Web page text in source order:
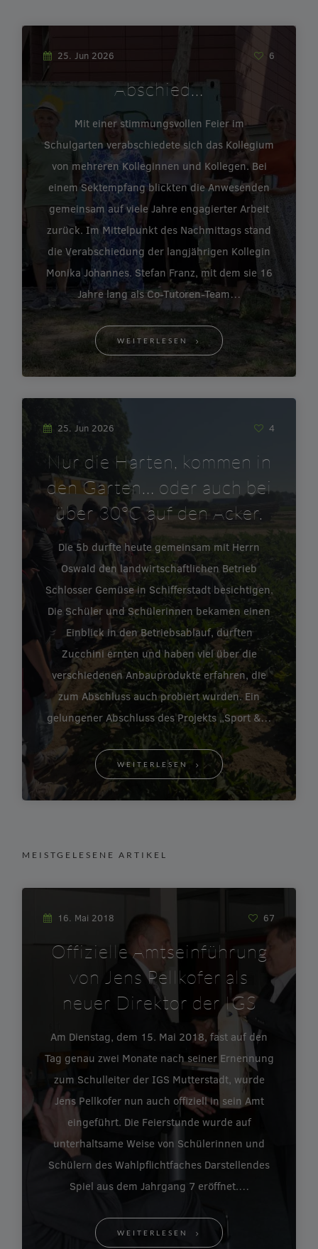
25. Jun 2026 6
Abschied…
Mit einer stimmungsvollen Feier im
Schulgarten verabschiedete sich das Kollegium
von mehreren Kolleginnen und Kollegen. Bei
einem Sektempfang blickten die Anwesenden
gemeinsam auf viele Jahre engagierter Arbeit
zurück. Im Mittelpunkt des Nachmittags stand
die Verabschiedung der langjährigen Kollegin
Monika Johannes. Stefan Franz, mit dem sie 16
Jahre lang als Co-Tutoren-Team…
WEITERLESEN
25. Jun 2026 4
Nur die Harten, kommen in
den Garten… oder auch bei
über 30°C auf den Acker.
Die 5b durfte heute gemeinsam mit Herrn
Oswald den landwirtschaftlichen Betrieb
Schlosser Gemüse in Schifferstadt besichtigen.
Die Schüler und Schülerinnen bekamen einen
Einblick in den Betriebsablauf, durften
Zucchini ernten und haben viel über die
verschiedenen Anbauprodukte erfahren, die
zum Abschluss auch probiert wurden. Ein
gelungener Abschluss des Projekts „Sport &…
WEITERLESEN
MEISTGELESENE ARTIKEL
16. Mai 2018 67
Offizielle Amtseinführung
von Jens Pellkofer als
neuer Direktor der IGS
Am Dienstag, dem 15. Mai 2018, fast auf den
Tag genau zwei Monate nach seiner Ernennung
zum Schulleiter der IGS Mutterstadt, wurde
Jens Pellkofer nun auch offiziell in sein Amt
eingeführt. Die Feierstunde wurde auf
unterhaltsame Weise von Schülerinnen und
Schülern des Wahlpflichtfaches Darstellendes
Spiel aus dem Jahrgang 7 eröffnet.…
WEITERLESEN